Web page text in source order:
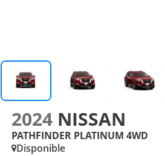
2024 NISSAN
PATHFINDER PLATINUM 4WD
Disponible